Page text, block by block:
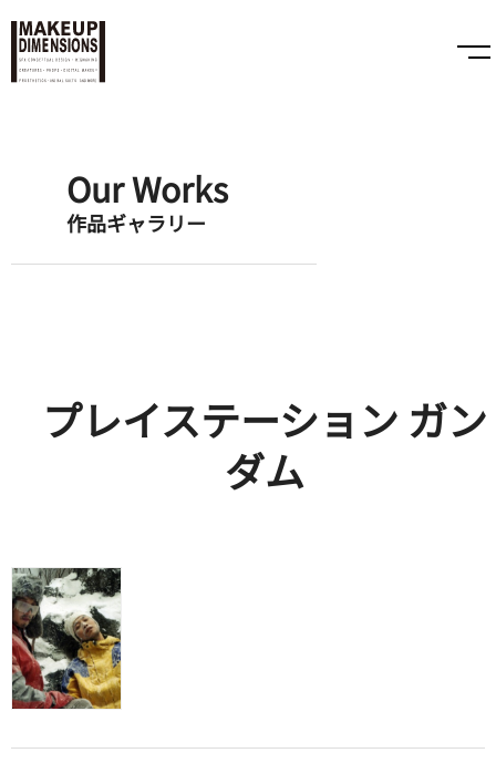
Our Works
作品ギャラリー
プレイステーション ガン
ダム